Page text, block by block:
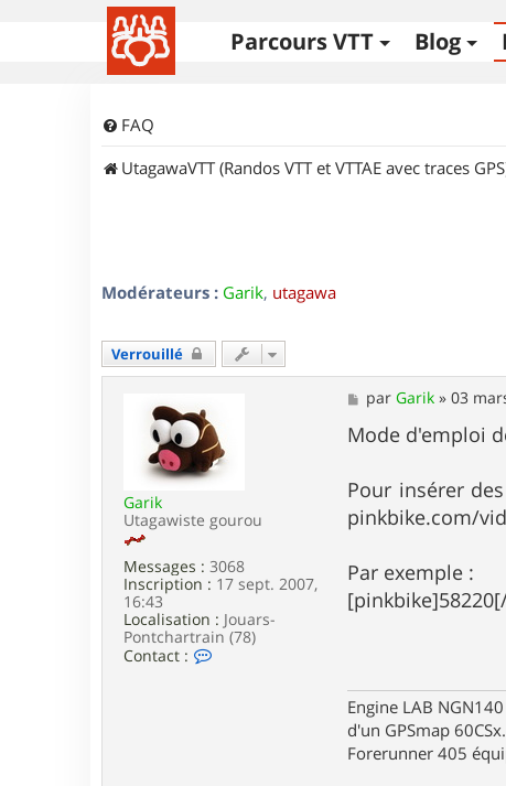
Parcours VTT Blog
FAQ
UtagawaVTT (Randos VTT et VTTAE avec traces
Modérateurs : Garik, utagawa
Verrouillé
Garik
Utagawiste gourou
Messages : 3068
Inscription : 17 sept. 2007,
16:43
Localisation : Jouars-
Pontchartrain (78)
Contact :
M
e
s
s
g
e
parGarik »03
Mode d'emploi
Pour insérer
pinkbike.com/
Par exemple :
Engine LAB
d'un GPSmap 60CSx.
Forerunner 405